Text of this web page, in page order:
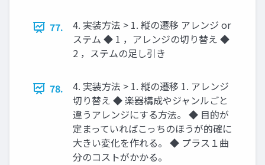
77.
4. 実装方法 > 1. 縦の遷移 アレンジ or
ステム ◆ 1 ，アレンジの切り替え ◆
2 ，ステムの足し引き
78.
4. 実装方法 > 1. 縦の遷移 1. アレンジ
切り替え ◆ 楽器構成やジャンルごと
違うアレンジにする方法。 ◆ 目的が
定まっていればこっちのほうが的確に
大きい変化を作れる。 ◆ プラス１曲
分のコストがかかる。